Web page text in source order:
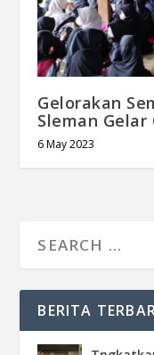
Gelorakan
Sleman Gelar
6 May 2023
BERITA